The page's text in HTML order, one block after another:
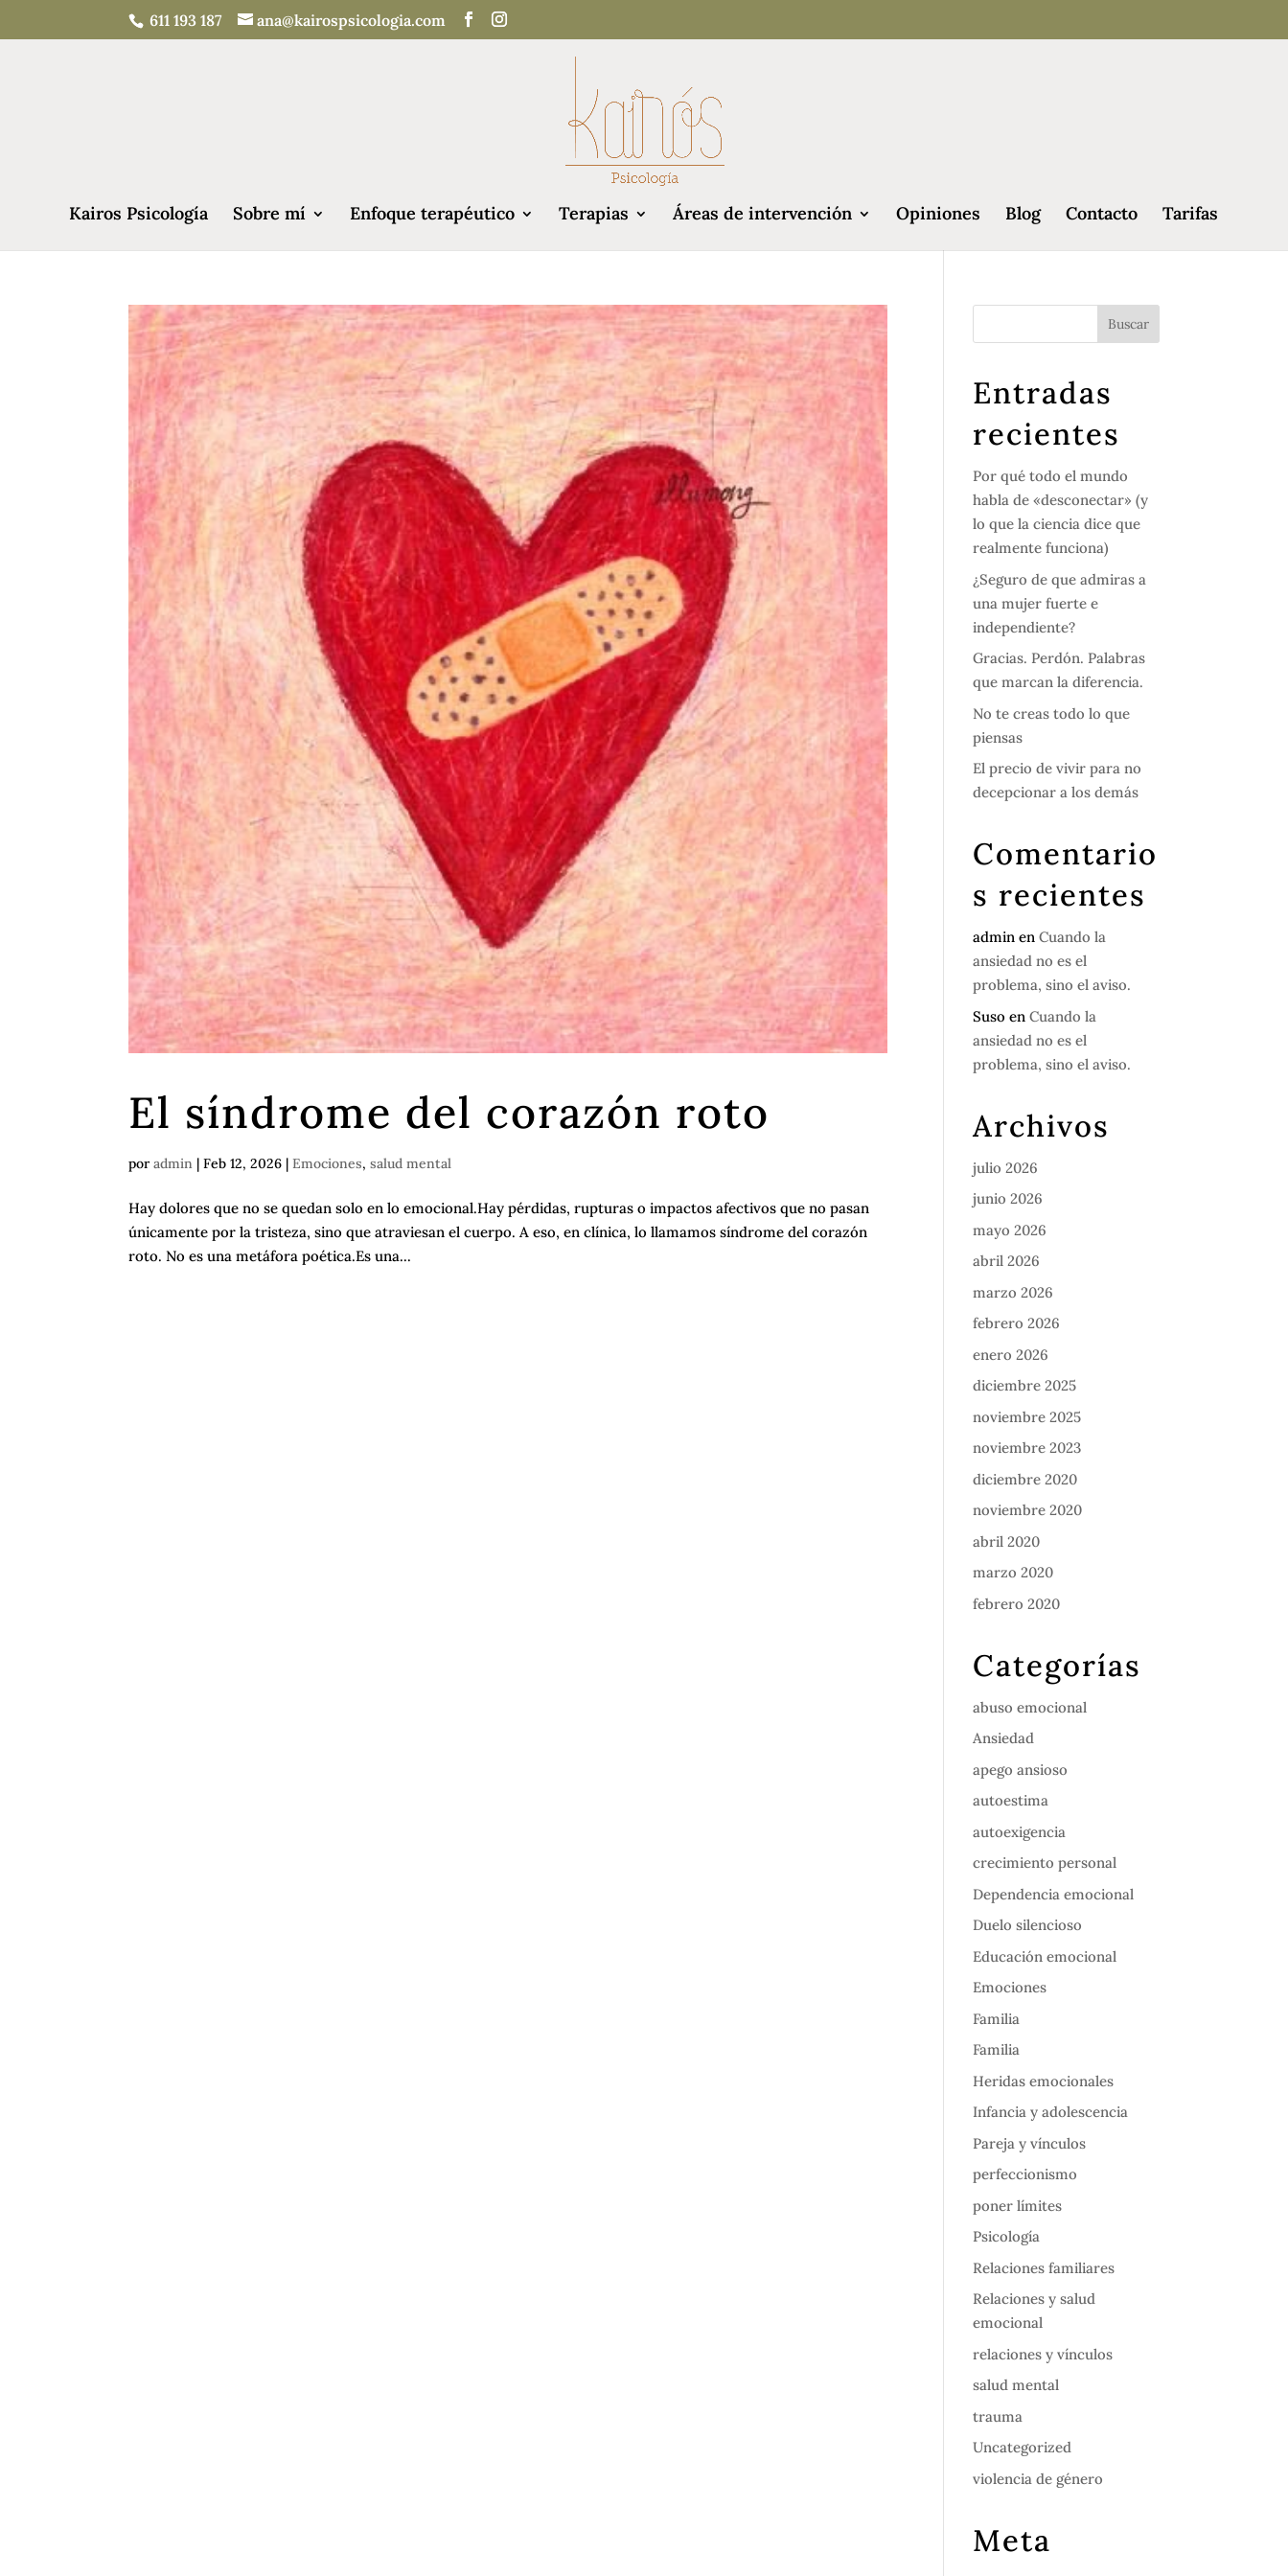
611 193 187 ana@kairospsicologia.com
Kairos Psicología Sobre mí Enfoque terapéutico Terapias Áreas de intervención Opiniones Blog Contacto Tarifas
El síndrome del corazón roto
poradmin |Feb 12, 2026 |Emociones,salud mental
Hay dolores que no se quedan solo en lo emocional.Hay pérdidas, rupturas o impactos afectivos que no pasan
únicamente por la tristeza, sino que atraviesan el cuerpo. A eso, en clínica, lo llamamos síndrome del corazón
roto. No es una metáfora poética.Es una...
Entradas
recientes
Por qué todo el mundo
habla de «desconectar» (y
lo que la ciencia dice que
realmente funciona)
¿Seguro de que admiras a
una mujer fuerte e
independiente?
Gracias. Perdón. Palabras
que marcan la diferencia.
No te creas todo lo que
piensas
El precio de vivir para no
decepcionar a los demás
Comentario
s recientes
admin enCuando la
ansiedad no es el
problema, sino el aviso.
Suso enCuando la
ansiedad no es el
problema, sino el aviso.
Archivos
julio 2026
junio 2026
mayo 2026
abril 2026
marzo 2026
febrero 2026
enero 2026
diciembre 2025
noviembre 2025
noviembre 2023
diciembre 2020
noviembre 2020
abril 2020
marzo 2020
febrero 2020
Categorías
abuso emocional
Ansiedad
apego ansioso
autoestima
autoexigencia
crecimiento personal
Dependencia emocional
Duelo silencioso
Educación emocional
Emociones
Familia
Familia
Heridas emocionales
Infancia y adolescencia
Pareja y vínculos
perfeccionismo
poner límites
Psicología
Relaciones familiares
Relaciones y salud
emocional
relaciones y vínculos
salud mental
trauma
Uncategorized
violencia de género
Meta